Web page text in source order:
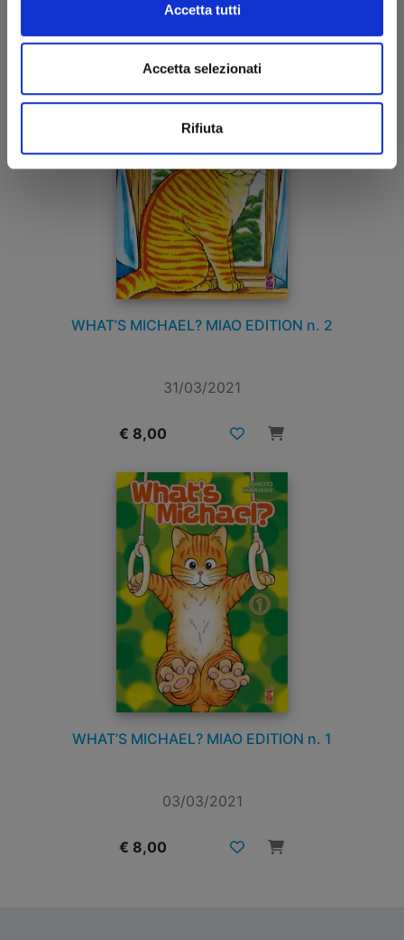
Accetta tutti
Accetta selezionati
Rifiuta
€ 8,00
WHAT’S MICHAEL? MIAO EDITION n. 2
31/03/2021
€ 8,00
WHAT’S MICHAEL? MIAO EDITION n. 1
03/03/2021
€ 8,00